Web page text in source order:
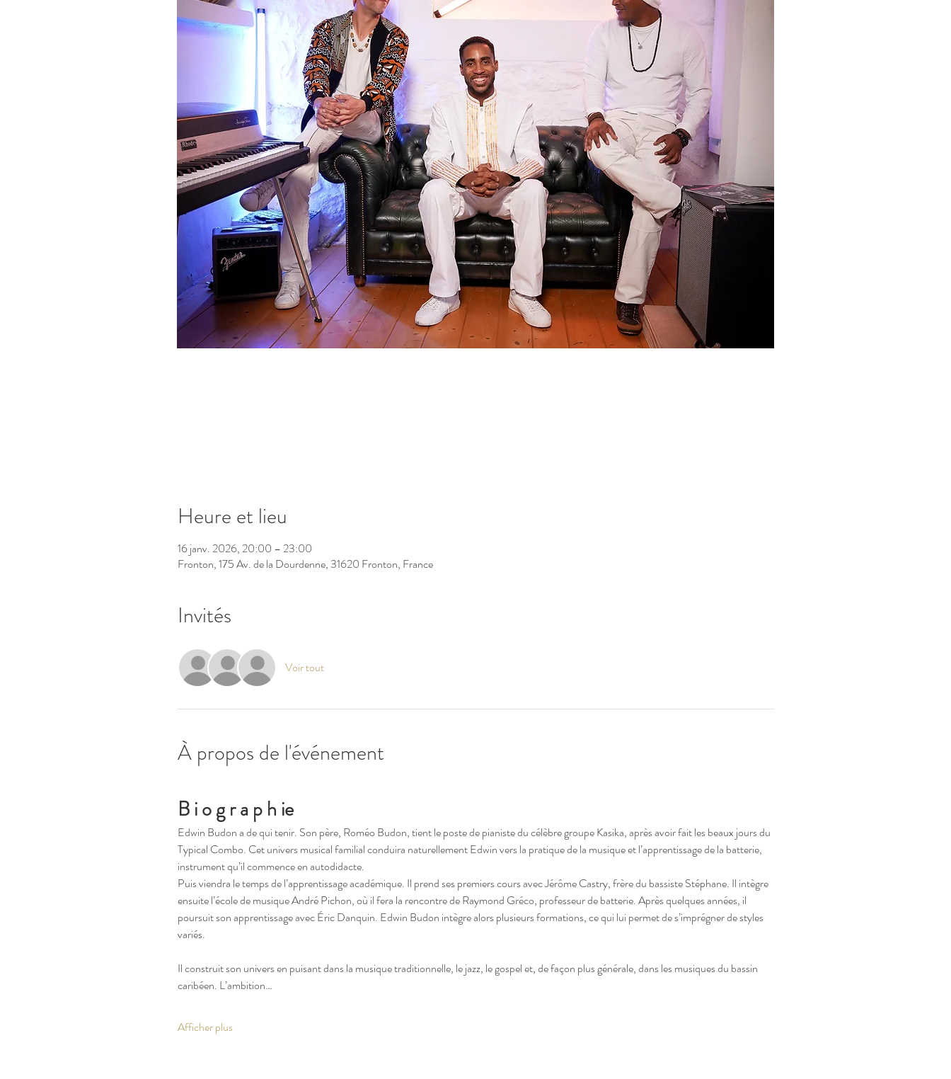
Heure et lieu
16 janv. 2026, 20:00 – 23:00
Fronton, 175 Av. de la Dourdenne, 31620 Fronton, France
Invités
Voir tout
À propos de l'événement
B i o g r a p h ie
Edwin Budon a de qui tenir. Son père, Roméo Budon, tient le poste de pianiste du célèbre groupe Kasika, après avoir fait les beaux jours du
Typical Combo. Cet univers musical familial conduira naturellement Edwin vers la pratique de la musique et l’apprentissage de la batterie,
instrument qu’il commence en autodidacte.
Puis viendra le temps de l’apprentissage académique. Il prend ses premiers cours avec Jérôme Castry, frère du bassiste Stéphane. Il intègre
ensuite l’école de musique André Pichon, où il fera la rencontre de Raymond Gréco, professeur de batterie. Après quelques années, il
poursuit son apprentissage avec Éric Danquin. Edwin Budon intègre alors plusieurs formations, ce qui lui permet de s’imprégner de styles
variés.
Il construit son univers en puisant dans la musique traditionnelle, le jazz, le gospel et, de façon plus générale, dans les musiques du bassin
caribéen. L’ambition…
Afficher plus